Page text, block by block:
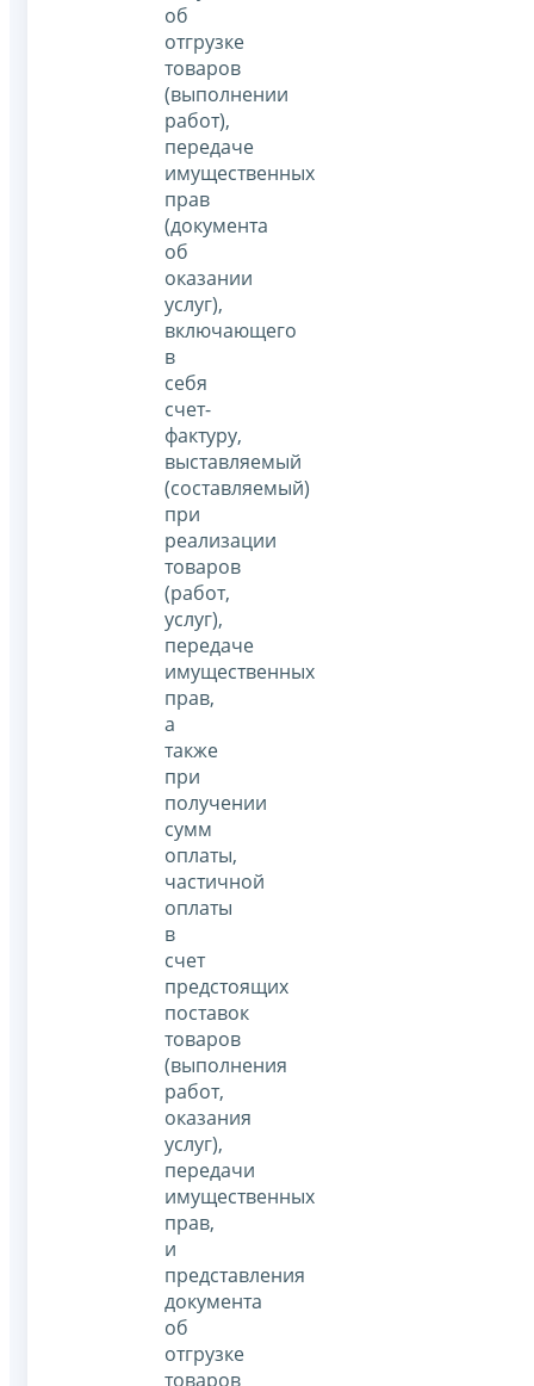
об
отгрузке
товаров
(выполнении
работ),
передаче
имущественных
прав
(документа
об
оказании
услуг),
включающего
в
себя
счет-
фактуру,
выставляемый
(составляемый)
при
реализации
товаров
(работ,
услуг),
передаче
имущественных
прав,
а
также
при
получении
сумм
оплаты,
частичной
оплаты
в
счет
предстоящих
поставок
товаров
(выполнения
работ,
оказания
услуг),
передачи
имущественных
прав,
и
представления
документа
об
отгрузке
товаров